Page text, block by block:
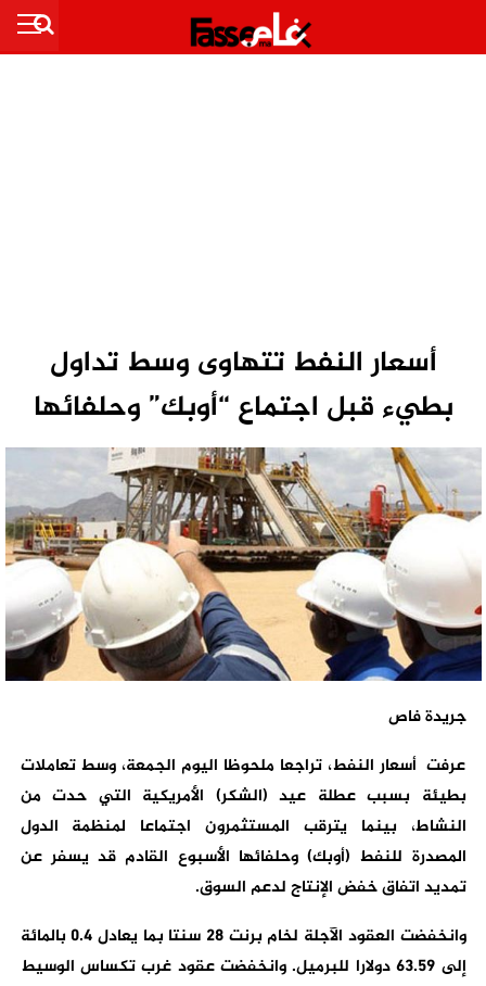
أسعار النفط تتهاوى وسط تداول
بطيء قبل اجتماع “أوبك” وحلفائها
جريدة فاص
عرفت أسعار النفط، تراجعا ملحوظا اليوم الجمعة، وسط تعاملات
بطيئة بسبب عطلة عيد (الشكر) الأمريكية التي حدت من
النشاط، بينما يترقب المستثمرون اجتماعا لمنظمة الدول
المصدرة للنفط (أوبك) وحلفائها الأسبوع القادم قد يسفر عن
تمديد اتفاق خفض الإنتاج لدعم السوق.
وانخفضت العقود الآجلة لخام برنت 28 سنتا بما يعادل 0.4 بالمائة
إلى 63.59 دولارا للبرميل. وانخفضت عقود غرب تكساس الوسيط